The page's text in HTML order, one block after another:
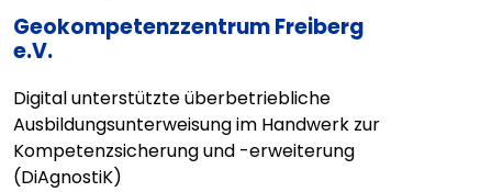
Geokompetenzzentrum Freiberg
e.V.
Digital unterstützte überbetriebliche
Ausbildungsunterweisung im Handwerk zur
Kompetenzsicherung und -erweiterung
(DiAgnostiK)